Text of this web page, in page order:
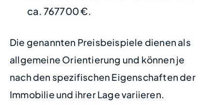
ca. 767700 €.
Die genannten Preisbeispiele dienen als
allgemeine Orientierung und können je
nach den spezifischen Eigenschaften der
Immobilie und ihrer Lage variieren.